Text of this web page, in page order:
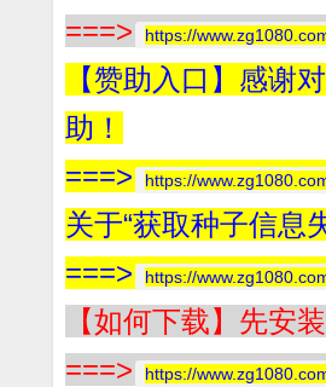
===>
https://
【赞助入口】感谢
助！
===>
https://
关于“获取种子信息
===>
https://
【如何下载】先安
===>
https://